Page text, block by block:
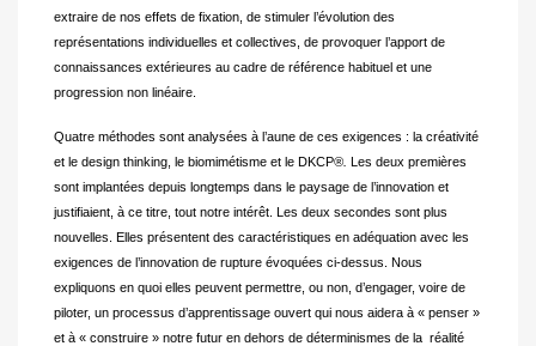
extraire de nos effets de fixation, de stimuler l’évolution des
représentations individuelles et collectives, de provoquer l’apport de
connaissances extérieures au cadre de référence habituel et une
progression non linéaire.
Quatre méthodes sont analysées à l’aune de ces exigences : la créativité
et le design thinking, le biomimétisme et le DKCP®. Les deux premières
sont implantées depuis longtemps dans le paysage de l’innovation et
justifiaient, à ce titre, tout notre intérêt. Les deux secondes sont plus
nouvelles. Elles présentent des caractéristiques en adéquation avec les
exigences de l’innovation de rupture évoquées ci-dessus. Nous
expliquons en quoi elles peuvent permettre, ou non, d’engager, voire de
piloter, un processus d’apprentissage ouvert qui nous aidera à « penser »
et à « construire » notre futur en dehors de déterminismes de la réalité